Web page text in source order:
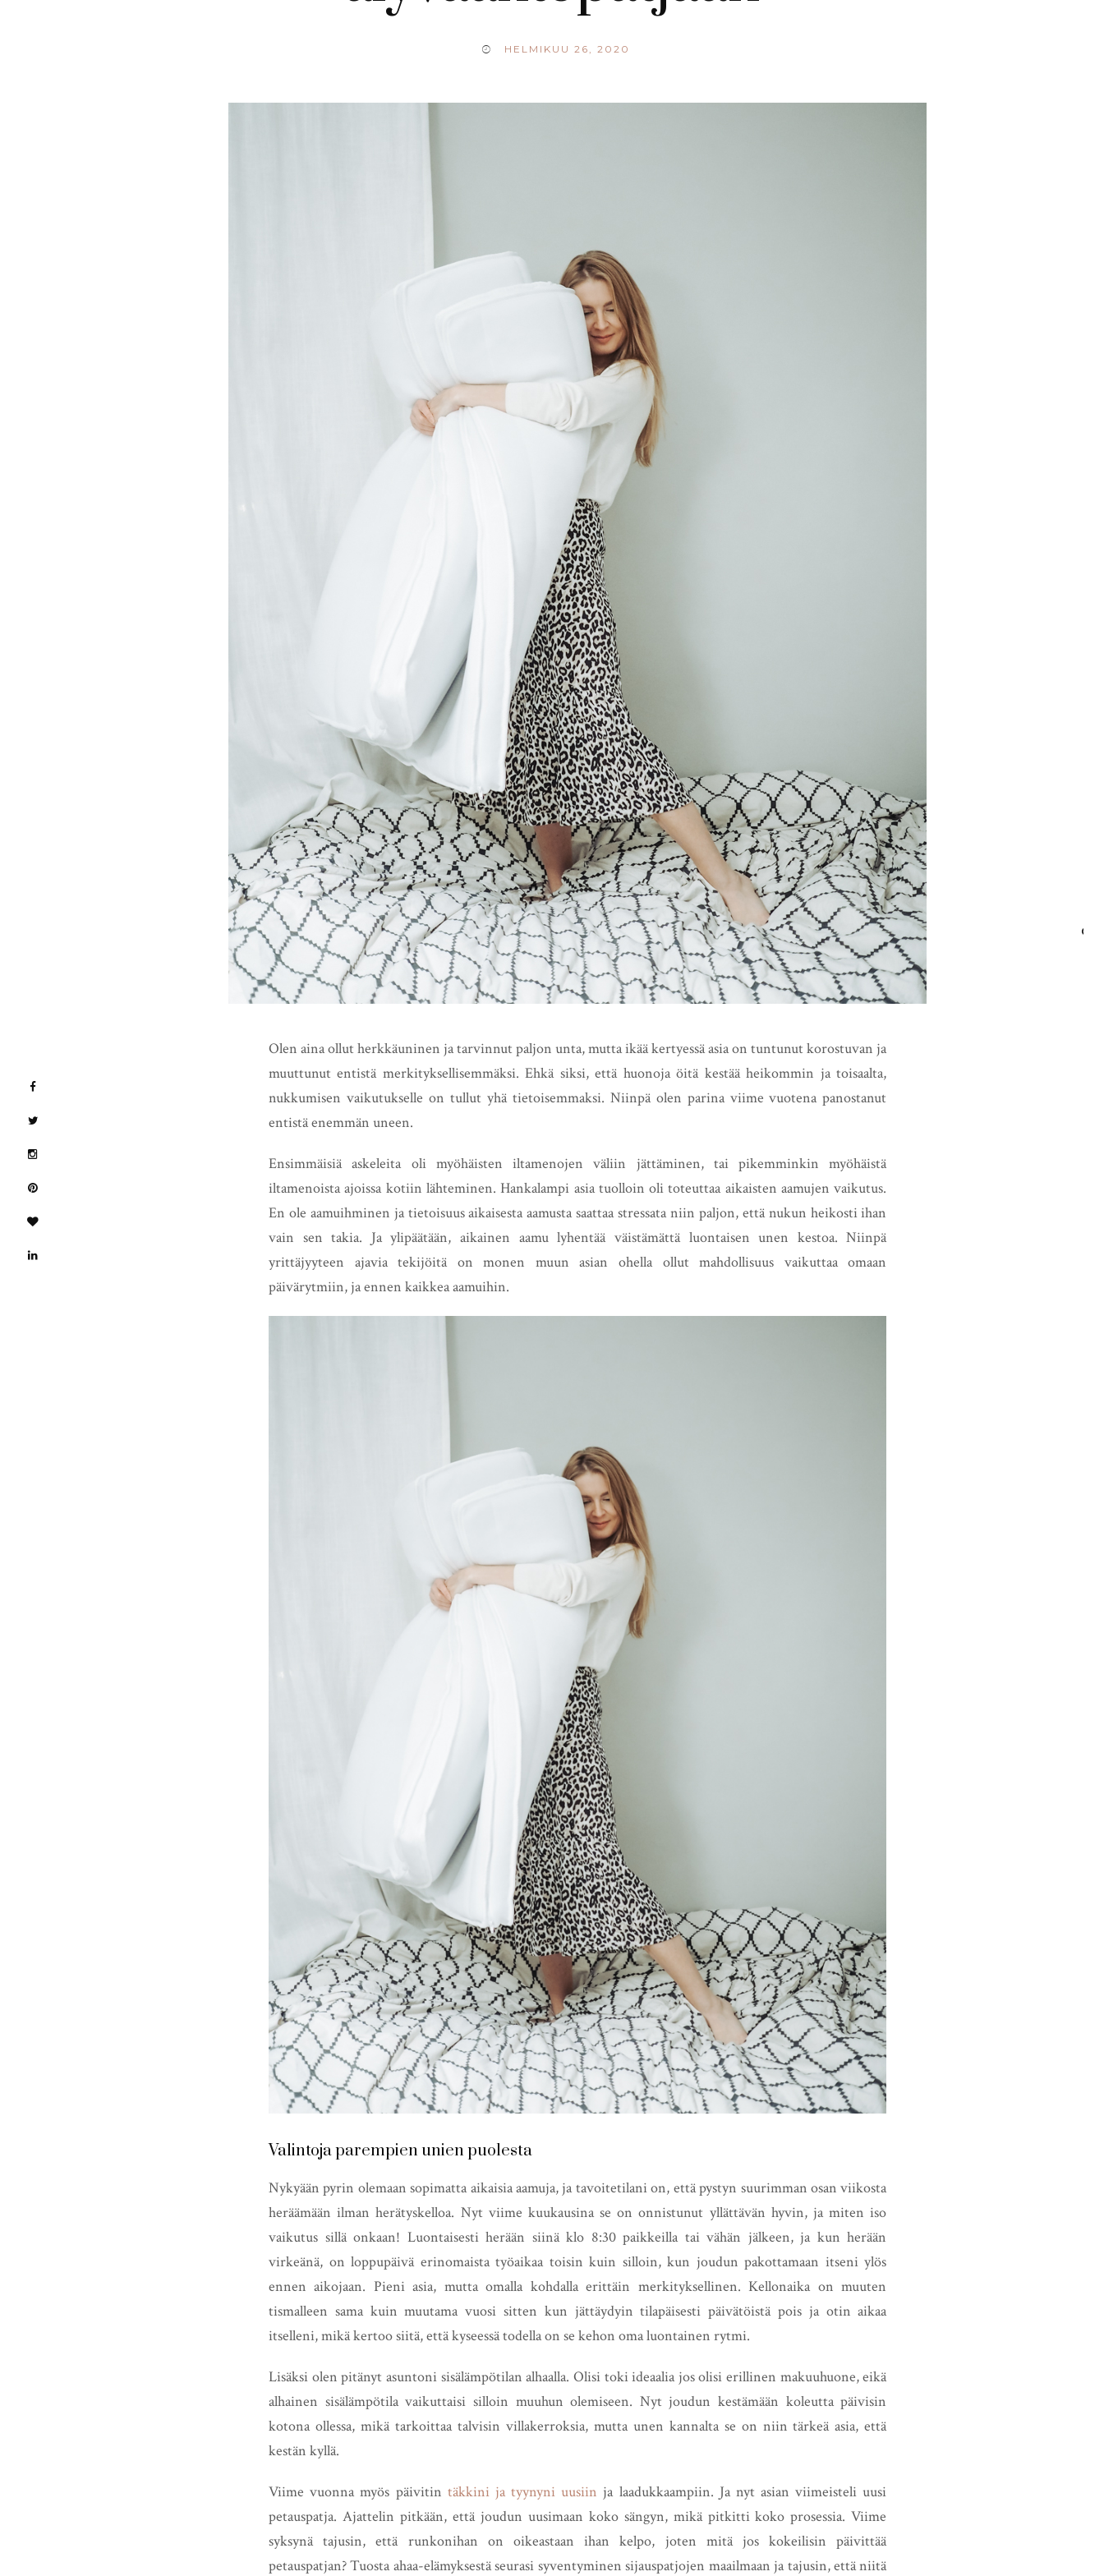
HELMIKUU 26, 2020
Olen aina ollut herkkäuninen ja tarvinnut paljon unta, mutta ikää kertyessä asia on tuntunut korostuvan ja
muuttunut entistä merkityksellisemmäksi. Ehkä siksi, että huonoja öitä kestää heikommin ja toisaalta,
nukkumisen vaikutukselle on tullut yhä tietoisemmaksi. Niinpä olen parina viime vuotena panostanut
entistä enemmän uneen.
Ensimmäisiä askeleita oli myöhäisten iltamenojen väliin jättäminen, tai pikemminkin myöhäistä
iltamenoista ajoissa kotiin lähteminen. Hankalampi asia tuolloin oli toteuttaa aikaisten aamujen vaikutus.
En ole aamuihminen ja tietoisuus aikaisesta aamusta saattaa stressata niin paljon, että nukun heikosti ihan
vain sen takia. Ja ylipäätään, aikainen aamu lyhentää väistämättä luontaisen unen kestoa. Niinpä
yrittäjyyteen ajavia tekijöitä on monen muun asian ohella ollut mahdollisuus vaikuttaa omaan
päivärytmiin, ja ennen kaikkea aamuihin.
Valintoja parempien unien puolesta
Nykyään pyrin olemaan sopimatta aikaisia aamuja, ja tavoitetilani on, että pystyn suurimman osan viikosta
heräämään ilman herätyskelloa. Nyt viime kuukausina se on onnistunut yllättävän hyvin, ja miten iso
vaikutus sillä onkaan! Luontaisesti herään siinä klo 8:30 paikkeilla tai vähän jälkeen, ja kun herään
virkeänä, on loppupäivä erinomaista työaikaa toisin kuin silloin, kun joudun pakottamaan itseni ylös
ennen aikojaan. Pieni asia, mutta omalla kohdalla erittäin merkityksellinen. Kellonaika on muuten
tismalleen sama kuin muutama vuosi sitten kun jättäydyin tilapäisesti päivätöistä pois ja otin aikaa
itselleni, mikä kertoo siitä, että kyseessä todella on se kehon oma luontainen rytmi.
Lisäksi olen pitänyt asuntoni sisälämpötilan alhaalla. Olisi toki ideaalia jos olisi erillinen makuuhuone, eikä
alhainen sisälämpötila vaikuttaisi silloin muuhun olemiseen. Nyt joudun kestämään koleutta päivisin
kotona ollessa, mikä tarkoittaa talvisin villakerroksia, mutta unen kannalta se on niin tärkeä asia, että
kestän kyllä.
Viime vuonna myös päivitin täkkini ja tyynyni uusiin ja laadukkaampiin. Ja nyt asian viimeisteli uusi
petauspatja. Ajattelin pitkään, että joudun uusimaan koko sängyn, mikä pitkitti koko prosessia. Viime
syksynä tajusin, että runkonihan on oikeastaan ihan kelpo, joten mitä jos kokeilisin päivittää
petauspatjan? Tuosta ahaa-elämyksestä seurasi syventyminen sijauspatjojen maailmaan ja tajusin, että niitä